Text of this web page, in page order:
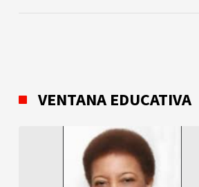
VENTANA EDUCATIVA